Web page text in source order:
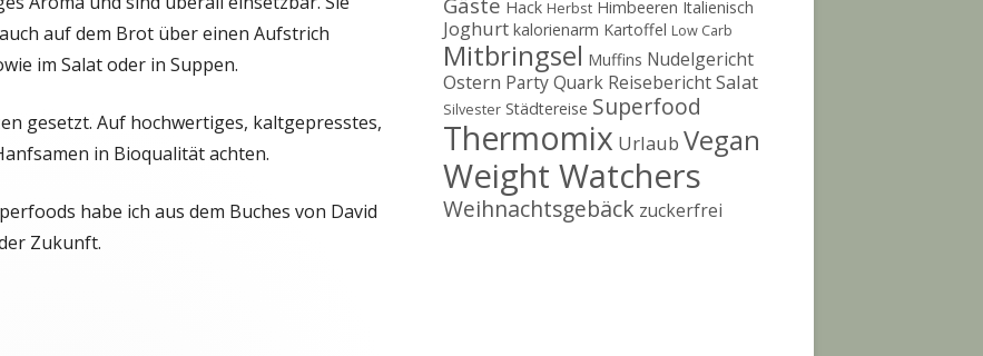
auf dem Brot über einen Aufstrich
im Salat oder in Suppen.
gesetzt. Auf hochwertiges, kaltgepresstes,
in Bioqualität achten.
habe ich aus dem Buches von David
Zukunft.
Hack Herbst Himbeeren Italienisch
Joghurt kalorienarm Kartoffel Low Carb
Mitbringsel Muffins Nudelgericht
Ostern PartyQuark ReiseberichtSalat
Silvester Städtereise Superfood
Thermomix Urlaub Vegan
Weight Watchers
Weihnachtsgebäck zuckerfrei